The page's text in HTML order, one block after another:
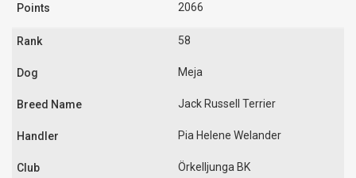
2066
58
Meja
Jack Russell Terrier
Pia Helene Welander
Örkelljunga BK